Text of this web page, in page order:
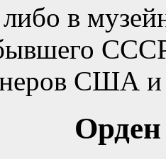
либо в
США